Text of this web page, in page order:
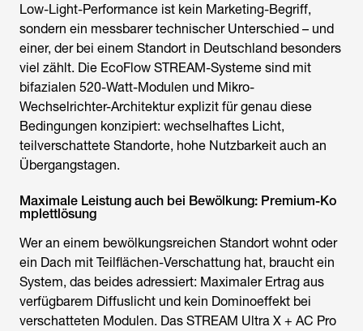
Low-Light-Performance ist kein Marketing-Begriff,
sondern ein messbarer technischer Unterschied – und
einer, der bei einem Standort in Deutschland besonders
viel zählt. Die EcoFlow STREAM-Systeme sind mit
bifazialen 520-Watt-Modulen und Mikro-
Wechselrichter-Architektur explizit für genau diese
Bedingungen konzipiert: wechselhaftes Licht,
teilverschattete Standorte, hohe Nutzbarkeit auch an
Übergangstagen.
Maximale Leistung auch bei Bewölkung: Premium-Ko
mplettlösung
Wer an einem bewölkungsreichen Standort wohnt oder
ein Dach mit Teilflächen-Verschattung hat, braucht ein
System, das beides adressiert: Maximaler Ertrag aus
verfügbarem Diffuslicht und kein Dominoeffekt bei
verschatteten Modulen. Das STREAM Ultra X + AC Pro